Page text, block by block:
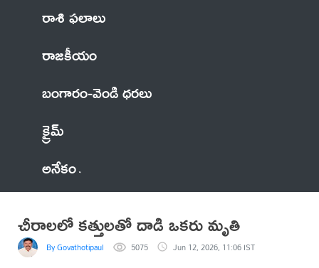
రాశి ఫలాలు
రాజకీయం
బంగారం-వెండి ధరలు
క్రైమ్
అనేకం
చీరాలలో కత్తులతో దాడి ఒకరు మృతి
By Govathotipaul 5075 Jun 12, 2026, 11:06 IST